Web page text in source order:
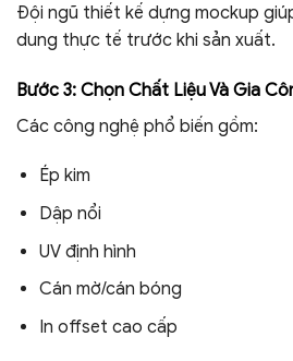
Đội ngũ thiết kế dựng mockup
dung thực tế trước khi sản xuất.
Bước 3: Chọn Chất Liệu Và Gia
Các công nghệ phổ biến gồm:
Ép kim
Dập nổi
UV định hình
Cán mờ/cán bóng
In offset cao cấp